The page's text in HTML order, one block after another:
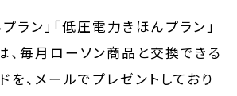
ラン」「低圧電力きほんプラン」
、毎月ローソン商品と交換できる
、メールでプレゼントしており